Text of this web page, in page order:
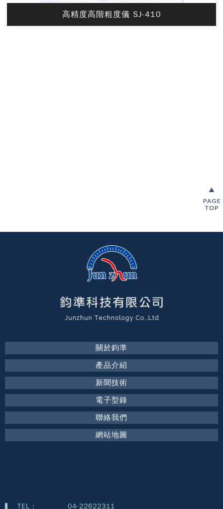
高精度高階粗度儀 SJ-410
關於鈞準
產品介紹
新聞技術
電子型錄
聯絡我們
網站地圖
TEL : 04-22622311